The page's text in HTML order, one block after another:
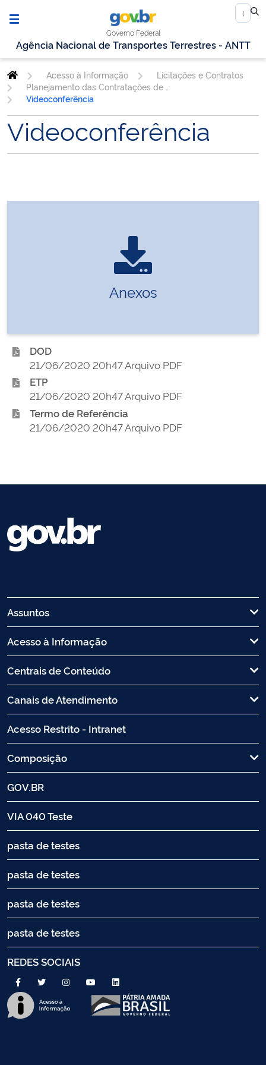
Governo Federal
Agência Nacional de Transportes Terrestres - ANTT
Acesso à Informação
Licitações e Contratos
Videoconferência
Videoconferência
Anexos
DOD
21/06/2020 20h47 Arquivo PDF
ETP
21/06/2020 20h47 Arquivo PDF
Termo de Referência
21/06/2020 20h47 Arquivo PDF
Assuntos
Acesso à Informação
Centrais de Conteúdo
Canais de Atendimento
Acesso Restrito - Intranet
Composição
GOV.BR
VIA 040 Teste
pasta de testes
pasta de testes
pasta de testes
pasta de testes
REDES SOCIAIS